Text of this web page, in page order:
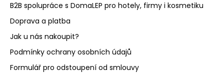
B2B spolupráce s DomaLEP pro hotely, firmy i kosmetiku
Doprava a platba
Jak u nás nakoupit?
Podmínky ochrany osobních údajů
Formulář pro odstoupení od smlouvy